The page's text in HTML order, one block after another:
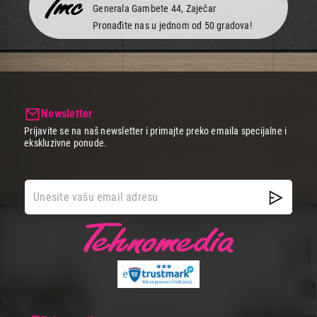
Ovi sistemi sa više unutrašnjih jedinica se vrlo brzo prilagođavaju
zahtevima svakog prostora uz manju potrošnju električne energije.
Njihov napredni dizajn i tehnologija obezbeđuje efikasno i tiho
individualnog podešavanja temperature u svakoj prostoriji
ovi sistemi su izuzetno energetski efikasni što rezultira nižim
računima za struju
Svaka unutrašnja jedinica se može zasebno kontrolisati
Unutrašnje jedinice mogu biti različitih kapaciteta i modela
Mogućnost podešavanja i održavanje željene temperature u
različitim prostorijama,
Nizak nivo buke i tihi režim rada,
Spoljna jedinica je jednostavno montira na krov, terasu ili uz
spoljašnji zid objekta
Neka tvoj dom postane oaza svežine i udobnosti. Poseti
Tehnomedia online shop i istraži našu široku ponudu kako bi
pronašao model koji najbolje odgovara tvojim potrebama i željama
Generala Gambete 44, Zaječar
Pronađite nas u jednom od 50 gradova!
Newsletter
Prijavite se na naš newsletter i primajte preko emaila specijalne i
ekskluzivne ponude.